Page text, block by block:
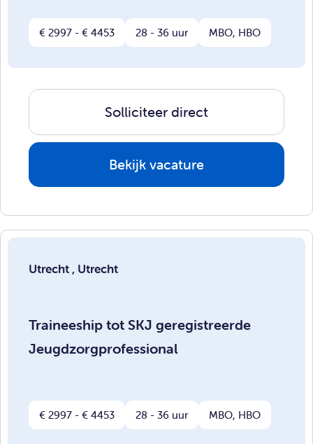
€ 2997 - € 4453 28 - 36 uur MBO, HBO
Solliciteer direct
Bekijk vacature
Utrecht , Utrecht
Traineeship tot SKJ geregistreerde
Jeugdzorgprofessional
€ 2997 - € 4453 28 - 36 uur MBO, HBO